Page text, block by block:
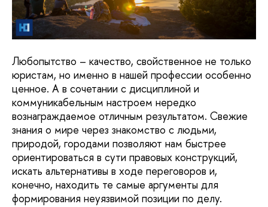
Любопытство – качество, свойственное не только
юристам, но именно в нашей профессии особенно
ценное. А в сочетании с дисциплиной и
коммуникабельным настроем нередко
вознаграждаемое отличным результатом. Свежие
знания о мире через знакомство с людьми,
природой, городами позволяют нам быстрее
ориентироваться в сути правовых конструкций,
искать альтернативы в ходе переговоров и,
конечно, находить те самые аргументы для
формирования неуязвимой позиции по делу.